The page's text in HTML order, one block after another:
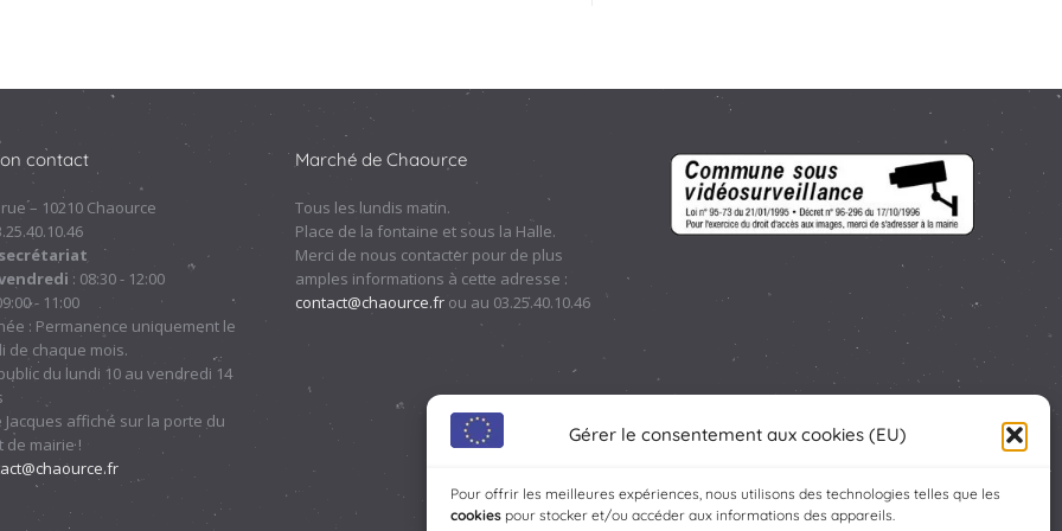
Gérer le consentement aux cookies (EU)
Pour offrir les meilleures expériences, nous utilisons des technologies telles que les
cookies pour stocker et/ou accéder aux informations des appareils.
contact
– 10210 Chaource
: 08:30 - 12:00
- 11:00
: Permanence uniquement le
de chaque mois.
du lundi 10 au vendredi 14
Jacques affiché sur la porte du
de mairie !
Marché de Chaource
Tous les lundis matin.
Place de la fontaine et sous la Halle.
Merci de nous contacter pour de plus
amples informations à cette adresse :
contact@chaource.fr ou au 03.25.40.10.46